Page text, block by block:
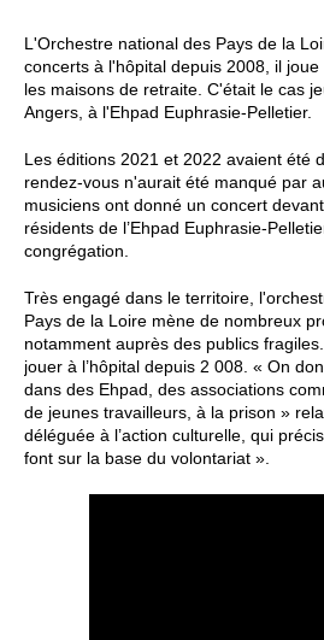
L'Orchestre national des Pays de la
concerts à l'hôpital depuis 2008, il
les maisons de retraite. C'était le cas
Angers, à l'Ehpad Euphrasie-Pelletier.
Les éditions 2021 et 2022 avaient été
rendez-vous n'aurait été manqué par
musiciens ont donné un concert
résidents de l’Ehpad Euphrasie-
congrégation.
Très engagé dans le territoire,
Pays de la Loire mène de nombreux
notamment auprès des publics
jouer à l’hôpital depuis 2 008. « On
dans des Ehpad, des associations
de jeunes travailleurs, à la prison »
déléguée à l’action culturelle, qui
font sur la base du volontariat ».